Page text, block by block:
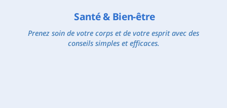
Santé & Bien-être
Prenez soin de votre corps et de votre esprit avec des
conseils simples et efficaces.